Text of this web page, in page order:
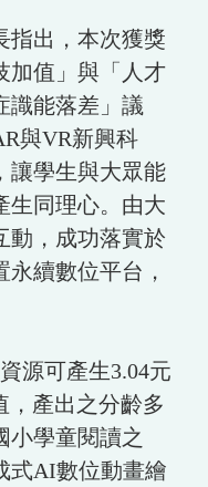
出，本次獲獎
加值」與「人才
識能落差」議
與VR新興科
讓學生與大眾能
生同理心。由大
動，成功落實於
續數位平台，
源可產生3.04元
，產出之分齡多
小學童閱讀之
式AI數位動畫繪